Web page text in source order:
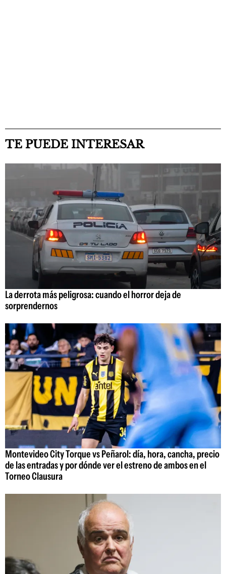
TE PUEDE INTERESAR
La derrota más peligrosa: cuando el horror deja de
sorprendernos
Montevideo City Torque vs Peñarol: día, hora, cancha, precio
de las entradas y por dónde ver el estreno de ambos en el
Torneo Clausura